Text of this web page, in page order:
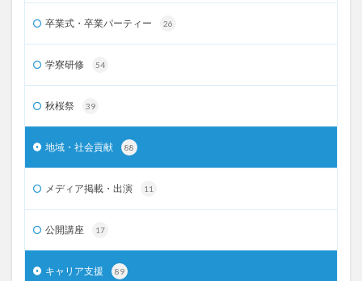
卒業式・卒業パーティー 26
学寮研修 54
秋桜祭 39
地域・社会貢献 88
メディア掲載・出演 11
公開講座 17
キャリア支援 89